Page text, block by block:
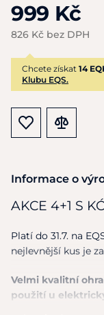
999 Kč
826 Kč bez DPH
Chcete získat 14
Klubu EQS.
Informace o
AKCE 4+1 S
Platí do 31.7. na
nejlevnější kus je za
Velmi kvalitní
použití u